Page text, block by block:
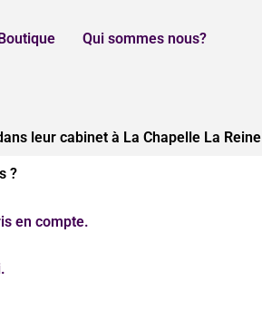
Qui sommes nous?
leur cabinet à La Chapelle La Reine
?
en compte.